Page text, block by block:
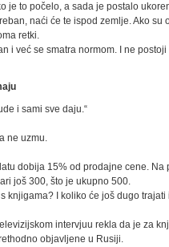
je to počelo, a sada je postalo
naći će te ispod zemlje. Ako
retki.
i već se smatra normom. I ne
i sami sve daju.“
ne uzmu.
dobija 15% od prodajne cene.
još 300, što je ukupno 500.
knjigama? I koliko će još dugo
intervjuu rekla da je za
objavljene u Rusiji.